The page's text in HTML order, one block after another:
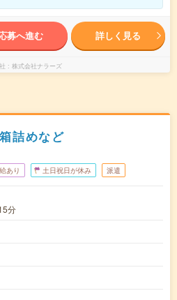
募へ進む 詳しく見る
株式会社ナラーズ
詰めなど
あり 土日祝日が休み 派遣
分